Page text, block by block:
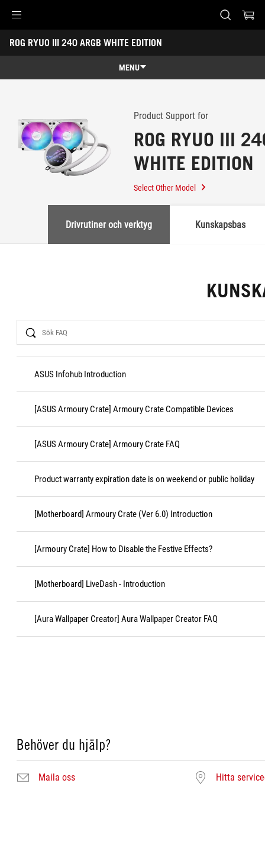
Accessibility links
Skip to content
Accessibility Help
Skip to Menu
ASUS Footer
ROG RYUO III 240 ARGB WHITE EDITION
-
MENU
Awards
Product Support for
ROG RYUO III
WHITE EDITION
Select Other Model
Drivrutiner och verktyg Kunskapsbas
Search
ASUS Infohub Introduction
[ASUS Armoury Crate] Armoury Crate Compatible Devices
[ASUS Armoury Crate] Armoury Crate FAQ
Product warranty expiration date is on weekend or public holiday
[Motherboard] Armoury Crate (Ver 6.0) Introduction
[Armoury Crate] How to Disable the Festive Effects?
[Motherboard] LiveDash - Introduction
[Aura Wallpaper Creator] Aura Wallpaper Creator FAQ
Behöver du hjälp?
Maila oss Hitta